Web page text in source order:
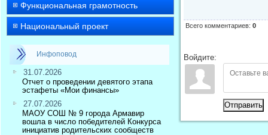
Функциональная грамотность
Национальный проект
Инфоповод
31.07.2026
Отчет о проведении девятого этапа
эстафеты «Мои финансы»
27.07.2026
МАОУ СОШ № 9 города Армавир
вошла в число победителей Конкурса
инициатив родительских сообществ
Всего комментариев: 0
Войдите:
Отправить